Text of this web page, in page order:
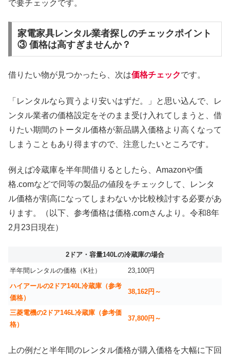
で要チェックです。
家電家具レンタル業者探しのチェックポイント
③ 価格は高すぎませんか？
借りたい物が見つかったら、次は価格チェックです。
「レンタルなら買うより安いはずだ。」と思い込んで、レ
ンタル業者の価格設定をそのまま受け入れてしまうと、借
りたい期間のトータル価格が新品購入価格より高くなって
しまうこともあり得ますので、注意したいところです。
例えば冷蔵庫を半年間借りるとしたら、Amazonや価
格.comなどで同等の製品の値段をチェックして、レンタ
ル価格が割高になってしまわないか比較検討する必要があ
ります。（以下、参考価格は価格.comさんより。令和8年
2月23日現在）
2ドア・容量140Lの冷蔵庫の場合
半年間レンタルの価格（K社）
23,100円
ハイアールの2ドア140L冷蔵庫（参考
価格）
38,162円～
三菱電機の2ドア146L冷蔵庫（参考価
格）
37,800円～
上の例だと半年間のレンタル価格が購入価格を大幅に下回